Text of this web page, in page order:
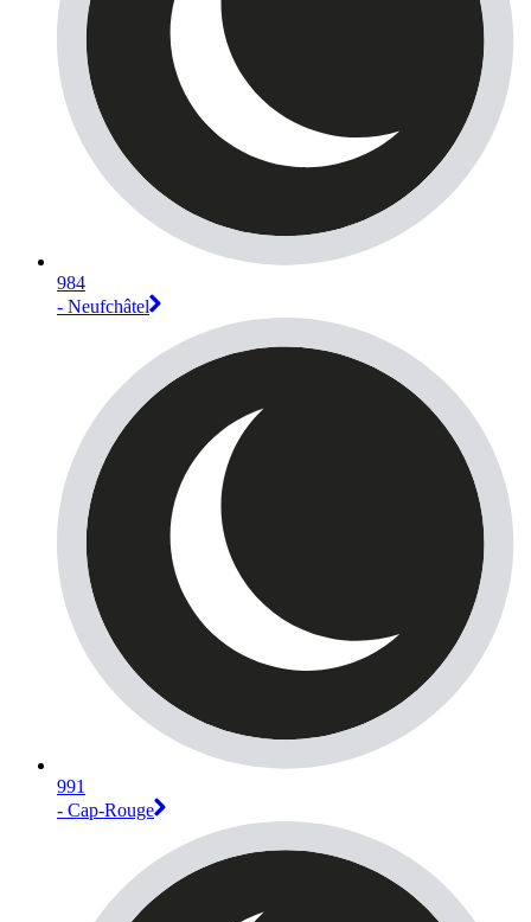
984
- Neufchâtel
991
- Cap-Rouge